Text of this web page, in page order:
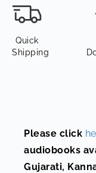
Quick
Shipping
Please click
audiobooks
Gujarati,